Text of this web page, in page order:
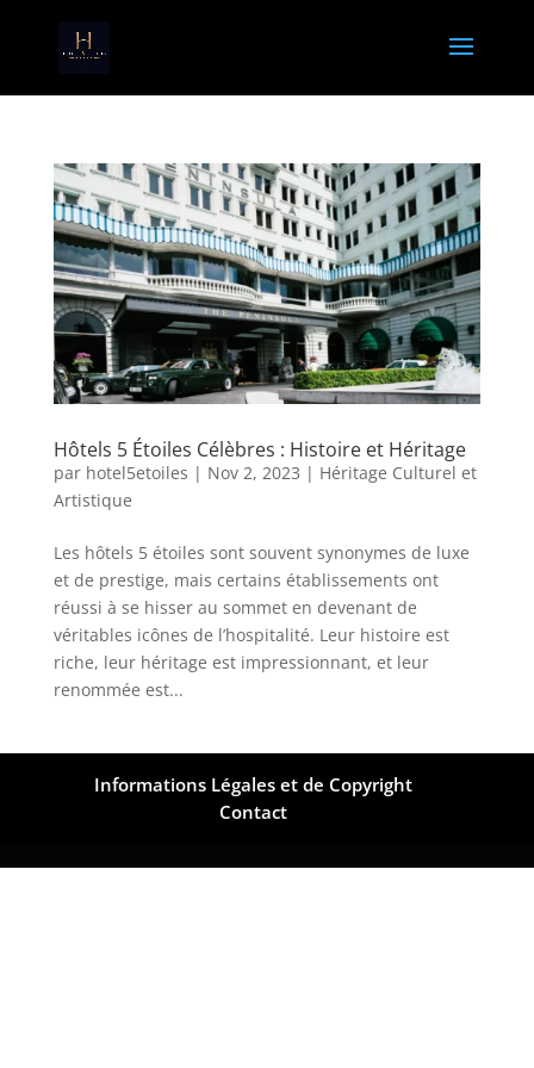
Hôtels 5 Étoiles Célèbres : Histoire et Héritage
par hotel5etoiles | Nov 2, 2023 | Héritage Culturel et
Artistique
Les hôtels 5 étoiles sont souvent synonymes de luxe
et de prestige, mais certains établissements ont
réussi à se hisser au sommet en devenant de
véritables icônes de l’hospitalité. Leur histoire est
riche, leur héritage est impressionnant, et leur
renommée est...
Informations Légales et de Copyright
Contact